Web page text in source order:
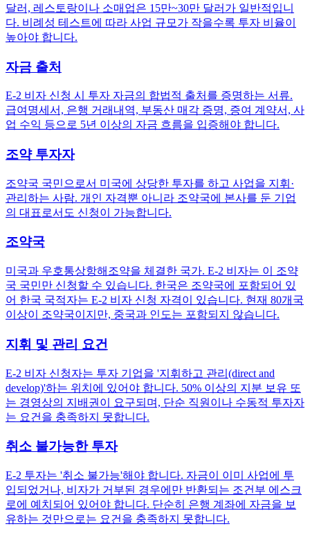
달러, 레스토랑이나 소매업은 15만~30만 달러가 일반적입니
다. 비례성 테스트에 따라 사업 규모가 작을수록 투자 비율이
높아야 합니다.
자금 출처
E-2 비자 신청 시 투자 자금의 합법적 출처를 증명하는 서류.
급여명세서, 은행 거래내역, 부동산 매각 증명, 증여 계약서, 사
업 수익 등으로 5년 이상의 자금 흐름을 입증해야 합니다.
조약 투자자
조약국 국민으로서 미국에 상당한 투자를 하고 사업을 지휘·
관리하는 사람. 개인 자격뿐 아니라 조약국에 본사를 둔 기업
의 대표로서도 신청이 가능합니다.
조약국
미국과 우호통상항해조약을 체결한 국가. E-2 비자는 이 조약
국 국민만 신청할 수 있습니다. 한국은 조약국에 포함되어 있
어 한국 국적자는 E-2 비자 신청 자격이 있습니다. 현재 80개국
이상이 조약국이지만, 중국과 인도는 포함되지 않습니다.
지휘 및 관리 요건
E-2 비자 신청자는 투자 기업을 '지휘하고 관리(direct and
develop)'하는 위치에 있어야 합니다. 50% 이상의 지분 보유 또
는 경영상의 지배권이 요구되며, 단순 직원이나 수동적 투자자
는 요건을 충족하지 못합니다.
취소 불가능한 투자
E-2 투자는 '취소 불가능'해야 합니다. 자금이 이미 사업에 투
입되었거나, 비자가 거부된 경우에만 반환되는 조건부 에스크
로에 예치되어 있어야 합니다. 단순히 은행 계좌에 자금을 보
유하는 것만으로는 요건을 충족하지 못합니다.